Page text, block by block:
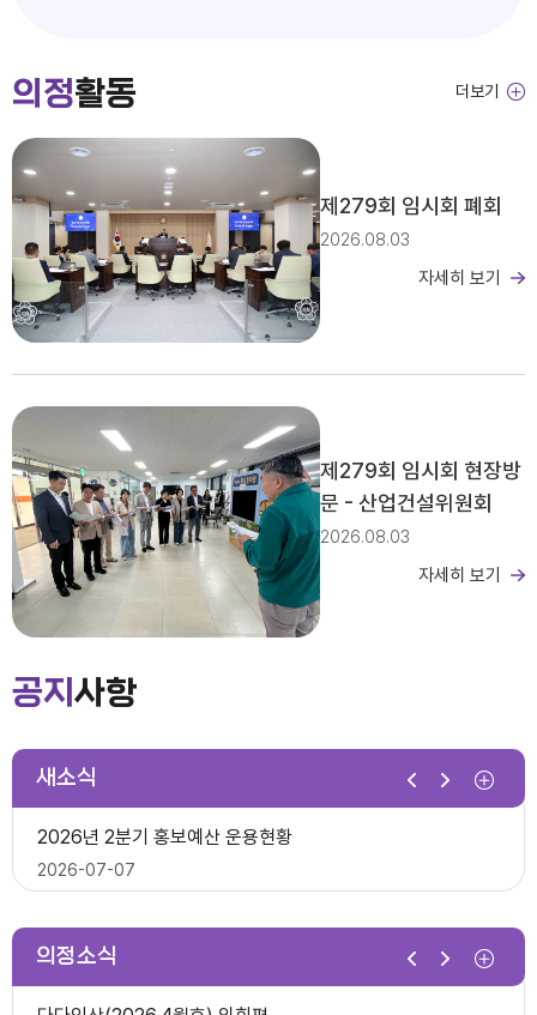
2026년 2분기 홍보예산 운용현황
제279회 익산시의회(임시회) 의사일정(안)
제279회 익산시의회 임시회 집회공고
제278회 익산시의회 임시회 의사일정(안)
의정활동
제279회 임시회 폐회
2026.08.03
자세히 보기
제279회 임시회 현장방
문 - 산업건설위원회
2026.08.03
자세히 보기
더보기
공지 사항
새소식
2026-03-26
2026년 2분기 홍보예산 운용현황
2026-07-07
의정소식
다다익산(2025.12월호) 의회편
2025-12-03